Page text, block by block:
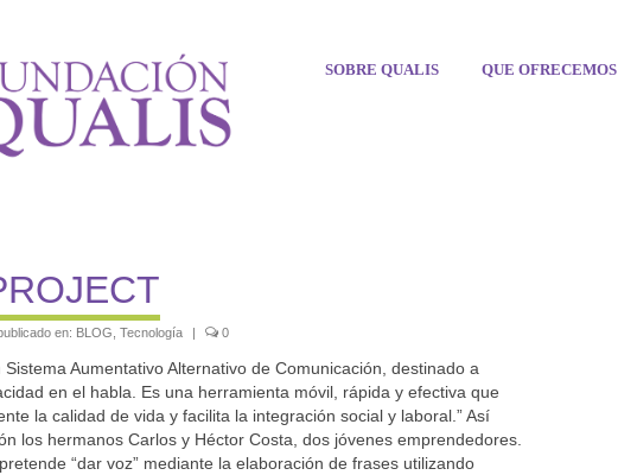
SOBRE QUALIS QUE OFRECEMOS
en: BLOG Tecnología | 0
Sistema Aumentativo Alternativo de Comunicación, destinado a
en el habla. Es una herramienta móvil, rápida y efectiva que
la calidad de vida y facilita la integración social y laboral.” Así
los hermanos Carlos y Héctor Costa, dos jóvenes emprendedores.
“dar voz” mediante la elaboración de frases utilizando